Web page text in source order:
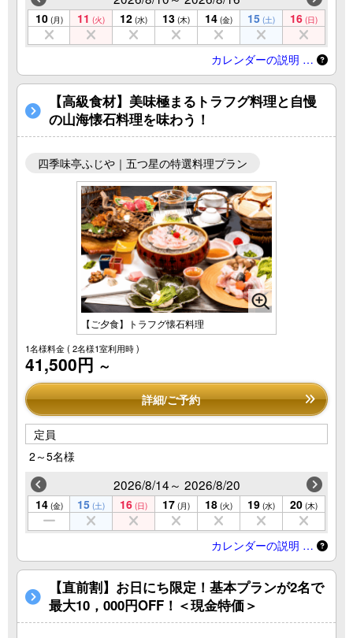
10 (月) 11 (火) 12 (水) 13 (木) 14 (金) 15 (土) 16 (日)
カレンダーの説明 …
【高級食材】美味極まるトラフグ料理と自慢
の山海懐石料理を味わう！
四季味亭ふじや｜五つ星の特選料理プラン
【ご夕食】トラフグ懐石料理
1名様料金( 2名様1室利用時 )
41,500円 ～
詳細/ご予約
定員
2～5名様
2026/8/14～ 2026/8/20
14 (金) 15 (土) 16 (日) 17 (月) 18 (火) 19 (水) 20 (木)
カレンダーの説明 …
【直前割】お日にち限定！基本プランが2名で
最大10，000円OFF！＜現金特価＞